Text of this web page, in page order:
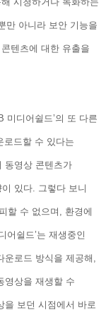
만 아니라 보안 기능을
콘텐츠에 대한 유출을
미디어쉴드’의 또 다른
로드할 수 있다는
동영상 콘텐츠가
있다 그렇다 보니
할 수 없으며 환경에
어쉴드’는 재생중인
운로드 방식을 제공해
영상을 재생할 수
을 보던 시점에서 바로